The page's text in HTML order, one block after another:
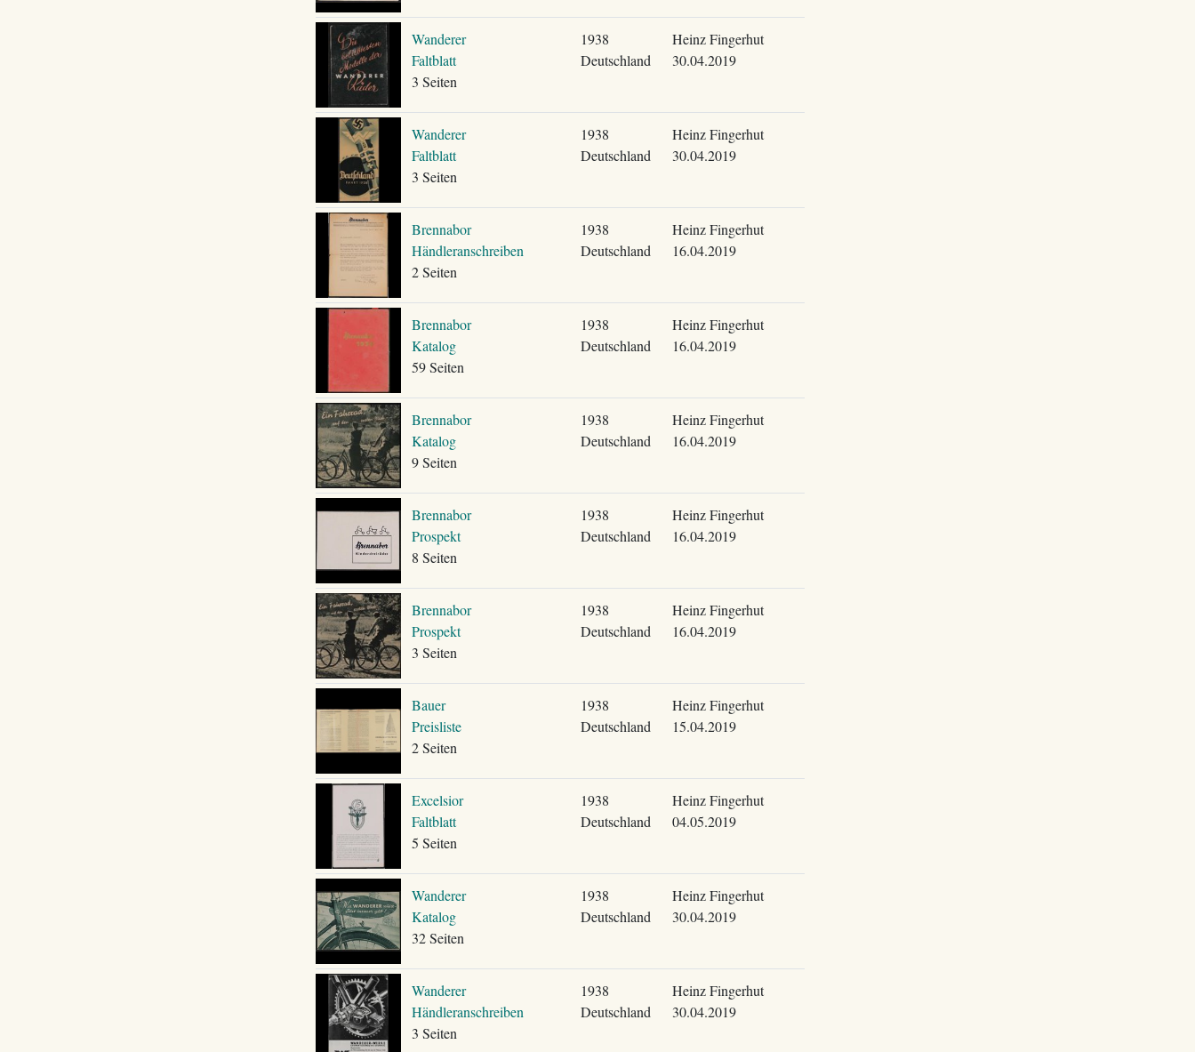
Wanderer
Faltblatt
3 Seiten
1938
Deutschland
Heinz Fingerhut
30.04.2019
Wanderer
Faltblatt
3 Seiten
1938
Deutschland
Heinz Fingerhut
30.04.2019
Brennabor
Händleranschreiben
2 Seiten
1938
Deutschland
Heinz Fingerhut
16.04.2019
Brennabor
Katalog
59 Seiten
1938
Deutschland
Heinz Fingerhut
16.04.2019
Brennabor
Katalog
9 Seiten
1938
Deutschland
Heinz Fingerhut
16.04.2019
Brennabor
Prospekt
8 Seiten
1938
Deutschland
Heinz Fingerhut
16.04.2019
Brennabor
Prospekt
3 Seiten
1938
Deutschland
Heinz Fingerhut
16.04.2019
Bauer
Preisliste
2 Seiten
1938
Deutschland
Heinz Fingerhut
15.04.2019
Excelsior
Faltblatt
5 Seiten
1938
Deutschland
Heinz Fingerhut
04.05.2019
Wanderer
Katalog
32 Seiten
1938
Deutschland
Heinz Fingerhut
30.04.2019
Wanderer
Händleranschreiben
3 Seiten
1938
Deutschland
Heinz Fingerhut
30.04.2019